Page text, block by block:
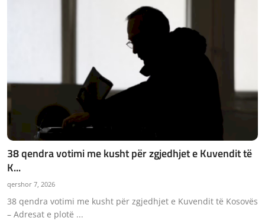
38 qendra votimi me kusht për zgjedhjet e Kuvendit të
K...
qershor 7, 2026
38 qendra votimi me kusht për zgjedhjet e Kuvendit të Kosovës
– Adresat e plotë ...